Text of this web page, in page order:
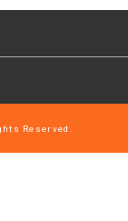
Reserved.